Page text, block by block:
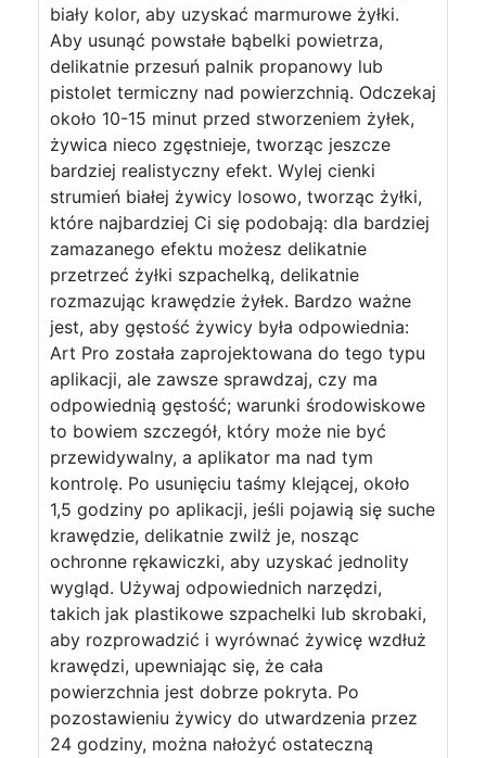
biały kolor, aby uzyskać marmurowe żyłki.
Aby usunąć powstałe bąbelki powietrza,
delikatnie przesuń palnik propanowy lub
pistolet termiczny nad powierzchnią. Odczekaj
około 10-15 minut przed stworzeniem żyłek,
żywica nieco zgęstnieje, tworząc jeszcze
bardziej realistyczny efekt. Wylej cienki
strumień białej żywicy losowo, tworząc żyłki,
które najbardziej Ci się podobają: dla bardziej
zamazanego efektu możesz delikatnie
przetrzeć żyłki szpachelką, delikatnie
rozmazując krawędzie żyłek. Bardzo ważne
jest, aby gęstość żywicy była odpowiednia:
Art Pro została zaprojektowana do tego typu
aplikacji, ale zawsze sprawdzaj, czy ma
odpowiednią gęstość; warunki środowiskowe
to bowiem szczegół, który może nie być
przewidywalny, a aplikator ma nad tym
kontrolę. Po usunięciu taśmy klejącej, około
1,5 godziny po aplikacji, jeśli pojawią się suche
krawędzie, delikatnie zwilż je, nosząc
ochronne rękawiczki, aby uzyskać jednolity
wygląd. Używaj odpowiednich narzędzi,
takich jak plastikowe szpachelki lub skrobaki,
aby rozprowadzić i wyrównać żywicę wzdłuż
krawędzi, upewniając się, że cała
powierzchnia jest dobrze pokryta. Po
pozostawieniu żywicy do utwardzenia przez
24 godziny, można nałożyć ostateczną